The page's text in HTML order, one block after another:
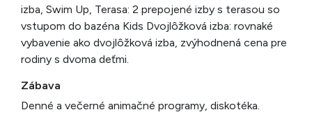
izba, Swim Up, Terasa: 2 prepojené izby s terasou so
vstupom do bazéna Kids Dvojlôžková izba: rovnaké
vybavenie ako dvojlôžková izba, zvýhodnená cena pre
rodiny s dvoma deťmi.
Zábava
Denné a večerné animačné programy, diskotéka.